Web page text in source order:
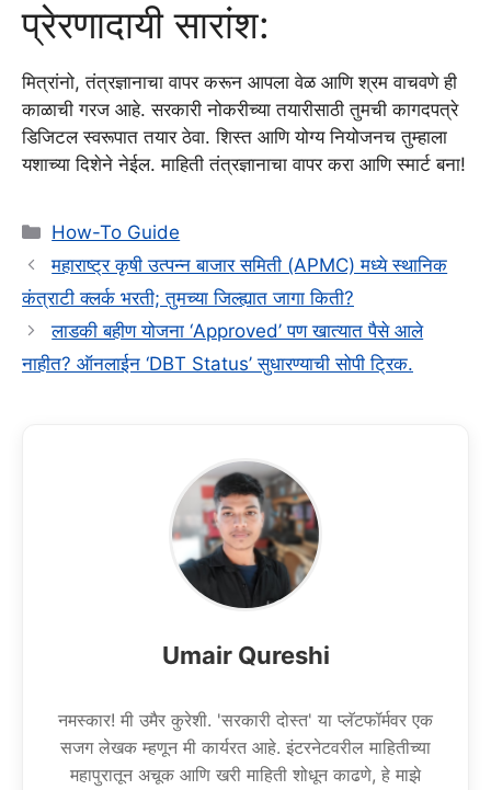
प्रेरणादायी सारांश:
मित्रांनो, तंत्रज्ञानाचा वापर करून आपला वेळ आणि श्रम वाचवणे ही
काळाची गरज आहे. सरकारी नोकरीच्या तयारीसाठी तुमची कागदपत्रे
डिजिटल स्वरूपात तयार ठेवा. शिस्त आणि योग्य नियोजनच तुम्हाला
यशाच्या दिशेने नेईल. माहिती तंत्रज्ञानाचा वापर करा आणि स्मार्ट बना!
Categories
How-To Guide
महाराष्ट्र कृषी उत्पन्न बाजार समिती (APMC) मध्ये स्थानिक
कंत्राटी क्लर्क भरती; तुमच्या जिल्ह्यात जागा किती?
लाडकी बहीण योजना ‘Approved’ पण खात्यात पैसे आले
नाहीत? ऑनलाईन ‘DBT Status’ सुधारण्याची सोपी ट्रिक.
Umair Qureshi
नमस्कार! मी उमैर कुरेशी. 'सरकारी दोस्त' या प्लॅटफॉर्मवर एक
सजग लेखक म्हणून मी कार्यरत आहे. इंटरनेटवरील माहितीच्या
महापुरातून अचूक आणि खरी माहिती शोधून काढणे, हे माझे